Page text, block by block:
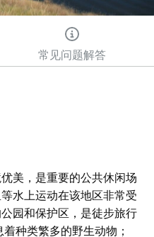
常见问题解答
美，是重要的公共休闲场
水上运动在该地区非常受
园和保护区，是徒步旅行
种类繁多的野生动物；